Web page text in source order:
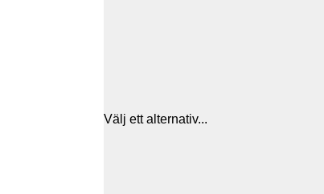
Välj ett alternativ...